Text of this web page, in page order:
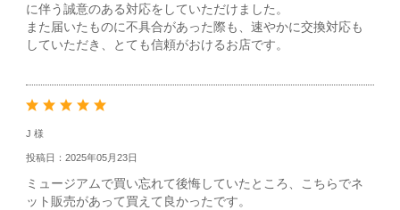
に伴う誠意のある対応をしていただけました。
また届いたものに不具合があった際も、速やかに交換対応も
していただき、とても信頼がおけるお店です。
J 様
投稿日：2025年05月23日
ミュージアムで買い忘れて後悔していたところ、こちらでネ
ット販売があって買えて良かったです。